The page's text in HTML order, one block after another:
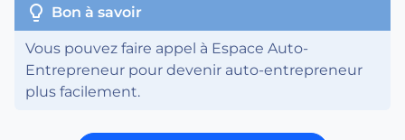
lightbulb Bon à savoir
Vous pouvez faire appel à Espace Auto-
Entrepreneur pour devenir auto-entrepreneur
plus facilement.